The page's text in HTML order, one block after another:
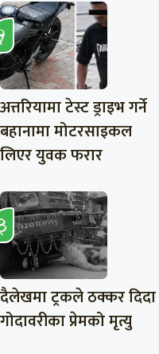
अत्तरियामा टेस्ट ड्राइभ गर्ने
बहानामा मोटरसाइकल
लिएर युवक फरार
दैलेखमा ट्रकले ठक्कर दिदा
गोदावरीका प्रेमको मृत्यु